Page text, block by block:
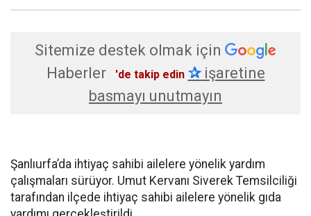
Sitemize destek olmak için
Haberler
'de takip edin ✰işaretine
basmayı unutmayın
Şanlıurfa’da ihtiyaç sahibi ailelere yönelik yardım
çalışmaları sürüyor. Umut Kervanı Siverek Temsilciliği
tarafından ilçede ihtiyaç sahibi ailelere yönelik gıda